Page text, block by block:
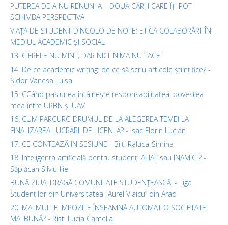
PUTEREA DE A NU RENUNȚA – DOUĂ CĂRȚI CARE ÎȚI POT
SCHIMBA PERSPECTIVA
VIAȚA DE STUDENT DINCOLO DE NOTE: ETICA COLABORĂRII ÎN
MEDIUL ACADEMIC ȘI SOCIAL
13. CIFRELE NU MINT, DAR NICI INIMA NU TACE
14. De ce academic writing: de ce să scriu articole științifice? -
Sidor Vanesa Luisa
15. CCând pasiunea întâlnește responsabilitatea: povestea
mea între URBN și UAV
16. CUM PARCURG DRUMUL DE LA ALEGEREA TEMEI LA
FINALIZAREA LUCRĂRII DE LICENȚĂ? - Isac Florin Lucian
17. CE CONTEAZǍ ÎN SESIUNE - Bilți Raluca-Simina
18. Inteligența artificială pentru studenți ALIAT sau INAMIC ? -
Săplăcan Silviu-Ilie
BUNĂ ZIUA, DRAGĂ COMUNITATE STUDENȚEASCĂ! - Liga
Studenților din Universitatea „Aurel Vlaicu” din Arad
20. MAI MULTE IMPOZITE ÎNSEAMNĂ AUTOMAT O SOCIETATE
MAI BUNĂ? - Risti Lucia Camelia